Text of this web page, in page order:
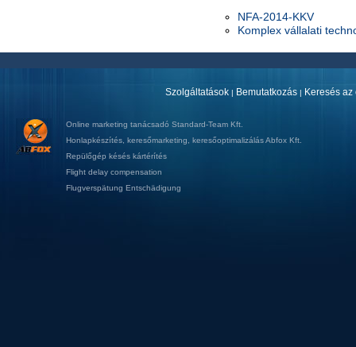
NFA-2014-KKV
Komplex vállalati
Szolgáltatások | Bemutatkozás | Keresés
Online marketing tanácsadó Standard-Team Kft.
Honlapkészítés keresőmarketing keresőoptimalizálásAbfox Kft.
Repülőgép késés kártérítés
Flight delay compensation
Flugverspätung Entschädigung